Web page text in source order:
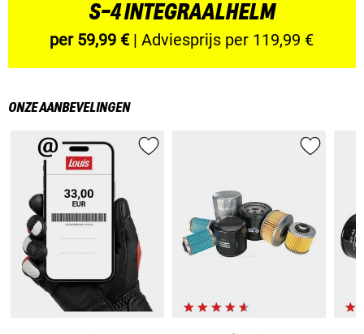
S-4 INTEGRAALHELM
per 59,99 € | Adviesprijs per 119,99 €
ONZE AANBEVELINGEN